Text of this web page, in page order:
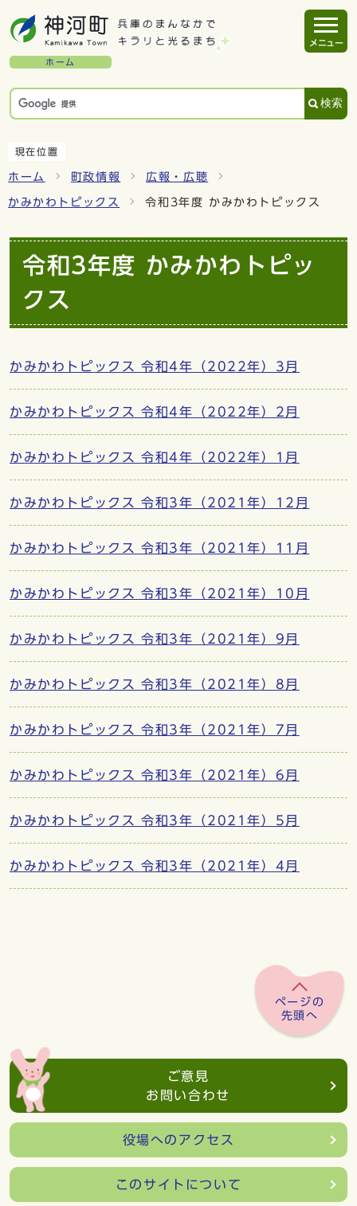
ホーム
検索
メニュー
現在位置
ホーム 町政情報 広報・広聴
かみかわトピックス 令和3年度 かみかわトピックス
令和3年度 かみかわトピッ
クス
かみかわトピックス 令和4年（2022年）3月
かみかわトピックス 令和4年（2022年）2月
かみかわトピックス 令和4年（2022年）1月
かみかわトピックス 令和3年（2021年）12月
かみかわトピックス 令和3年（2021年）11月
かみかわトピックス 令和3年（2021年）10月
かみかわトピックス 令和3年（2021年）9月
かみかわトピックス 令和3年（2021年）8月
かみかわトピックス 令和3年（2021年）7月
かみかわトピックス 令和3年（2021年）6月
かみかわトピックス 令和3年（2021年）5月
かみかわトピックス 令和3年（2021年）4月
ページの
先頭へ
ご意見
お問い合わせ
役場へのアクセス
このサイトについて